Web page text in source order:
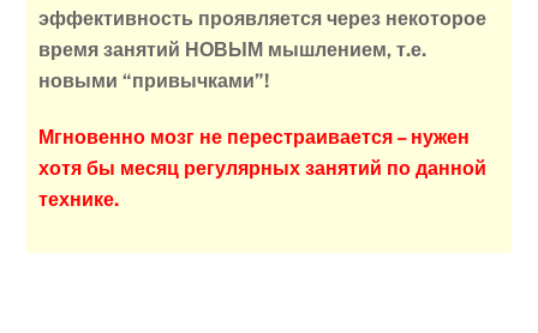
эффективность проявляется через некоторое
время занятий НОВЫМ мышлением, т.е.
новыми “привычками”!
Мгновенно мозг не перестраивается – нужен
хотя бы месяц регулярных занятий по данной
технике.